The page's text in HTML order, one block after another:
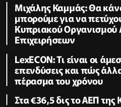
Μιχάλης Καμμάς: Θα
μπορούμε για να
Κυπριακού Οργανισμού
Επιχειρήσεων
LexECON: Τι είναι οι
επενδύσεις και πώς
πέρασμα του χρόνου
Στα €36,5 δις το ΑΕΠ